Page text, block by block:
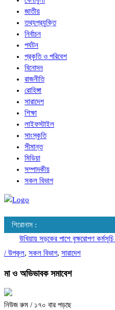
জাতীয়
তথ্যপ্রযুক্তি
নির্বাচন
পর্যটন
প্রকৃতি ও পরিবেশ
বিনোদন
রাজনীতি
রোহিঙ্গা
সারাদেশ
শিক্ষা
লাইফস্টাইল
সাংস্কৃতি
সীমান্ত
মিডিয়া
সম্পাদকীয়
সকল বিভাগ
শিরোনাম :
উখিয়ায় সড়কের পাশে বৃক্ষরোপণ কর্মসূচি শুরু
/ উপকূল, সকল বিভাগ, সারাদেশ
মা ও অভিভাবক সমাবেশ
নিউজ রুম / ১৭০ বার পড়ছে